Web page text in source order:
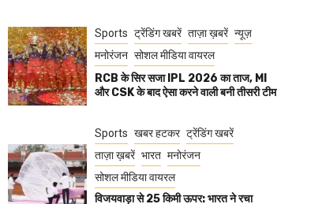
Sports ट्रेंडिंग खबरें ताज़ा ख़बरें न्यूज़
मनोरंजन सोशल मीडिया वायरल
RCB के सिर सजा IPL 2026 का ताज, MI
और CSK के बाद ऐसा करने वाली बनी तीसरी टीम
Sports खबर हटकर ट्रेंडिंग खबरें
ताज़ा ख़बरें भारत मनोरंजन
सोशल मीडिया वायरल
विजयवाड़ा से 25 किमी ऊपर: भारत ने रचा